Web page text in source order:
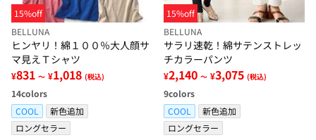
15%off
BELLUNA
ヒンヤリ！綿１００％大人顔サ
マ見えＴシャツ
¥831 ～ ¥1,018 (税込)
14colors
COOL
新色追加
ロングセラー
15%off
BELLUNA
サラリ速乾！綿サテンストレッ
チカラーパンツ
¥2,140 ～ ¥3,075 (税込)
9colors
COOL
新色追加
ロングセラー